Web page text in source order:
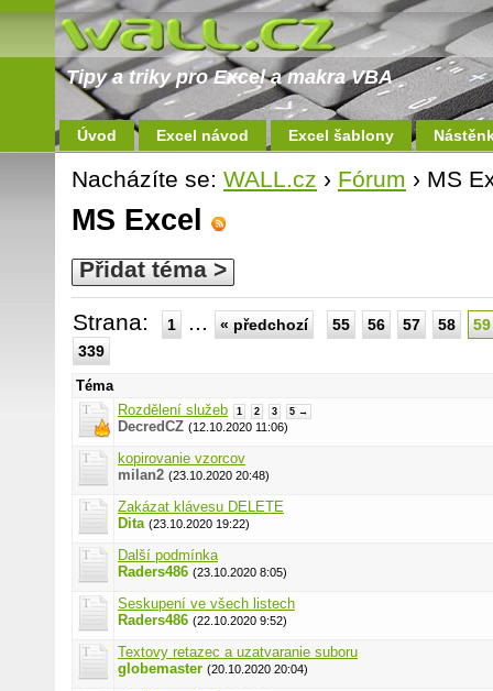
Tipy a triky pro Excel a makra VBA
Úvod Excel návod Excel šablony
Nacházíte se: WALL.cz › Fórum › MS
MS Excel
Přidat téma >
Strana: 1 ... « předchozí 55 56 57 58
59
339
Téma
Rozdělení služeb
1 2 3 5 →
DecredCZ (12.10.2020 11:06)
kopirovanie vzorcov
milan2 (23.10.2020 20:48)
Zakázat klávesu DELETE
Dita (23.10.2020 19:22)
Další podmínka
Raders486 (23.10.2020 8:05)
Seskupení ve všech listech
Raders486 (22.10.2020 9:52)
Textovy retazec a uzatvaranie suboru
globemaster (20.10.2020 20:04)